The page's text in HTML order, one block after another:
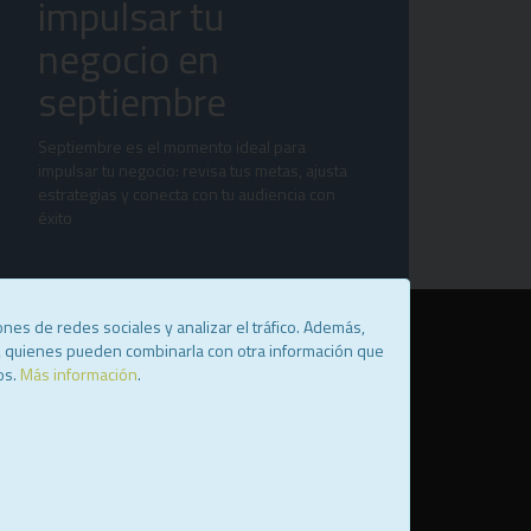
impulsar tu
negocio en
septiembre
Septiembre es el momento ideal para
impulsar tu negocio: revisa tus metas, ajusta
estrategias y conecta con tu audiencia con
éxito
de redes sociales y analizar el tráfico. Además,
pueden combinarla con otra información que
Más información.